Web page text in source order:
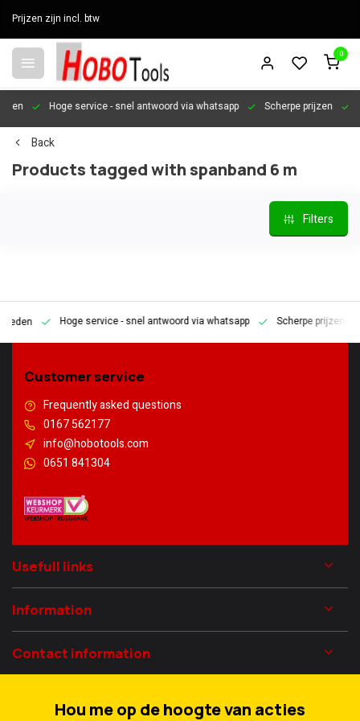
Prijzen zijn incl. btw
0
Hoge service- snel antwoord via whatsapp Scherpe prijzen
Back
Products tagged with spanband 6 m
Filters
Hoge service- snel antwoord via whatsapp Scherpe prijzen
Customer service
Frequently asked questions
0167 562177
info@hobotools.com
0651 841304
Usefull links
Information
Contact information
Hou me op de hoogte van acties